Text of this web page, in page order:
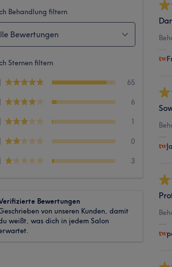
Behandlung filtern
Bewertungen
Sternen filtern
65
6
1
0
3
Bewertungen
von unseren Kunden, damit
weißt, was dich in jedem Salon